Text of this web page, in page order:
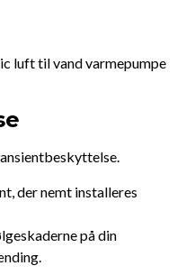
luft til vand varmepumpe
der nemt installeres
på din